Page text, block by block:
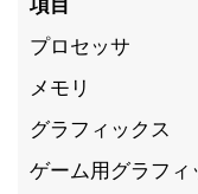
項目
プロセッサ
メモリ
グラフィックス
ゲーム用グラフィ